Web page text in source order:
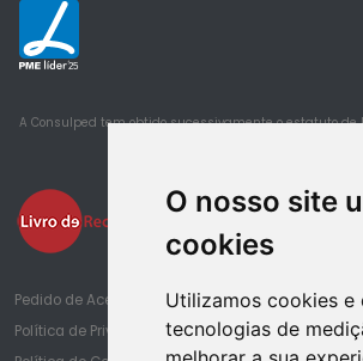
O nosso site
cookies
Utilizamos cookies e
tecnologias de
25
A Consulped tem obtido sucessivamente o estatuto de
Pedido de Acesso à Informação de Saúde
Política de Privacidade